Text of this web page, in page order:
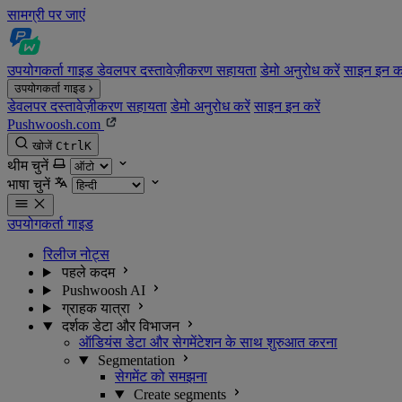
सामग्री पर जाएं
उपयोगकर्ता गाइड डेवलपर दस्तावेज़ीकरण सहायता डेमो अनुरोध करें साइन इन
उपयोगकर्ता गाइड
डेवलपर दस्तावेज़ीकरण सहायता डेमो अनुरोध करें साइन इन करें
Pushwoosh.com
खोजें CtrlK
थीम चुनें
भाषा चुनें
उपयोगकर्ता गाइड
रिलीज नोट्स
पहले कदम
Pushwoosh AI
ग्राहक यात्रा
दर्शक डेटा और विभाजन
ऑडियंस डेटा और सेगमेंटेशन के साथ शुरुआत करना
Segmentation
सेगमेंट को समझना
Create segments